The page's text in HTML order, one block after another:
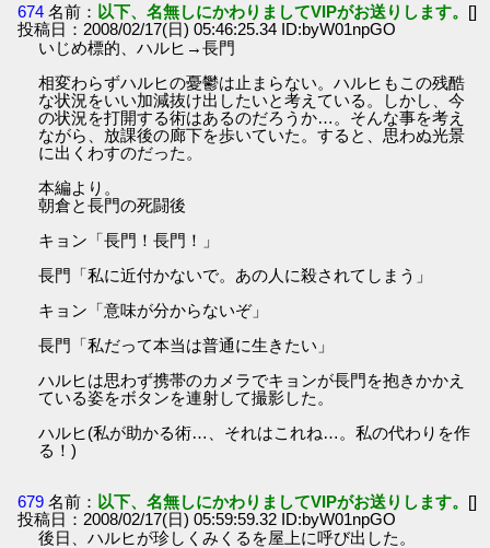
674 名前： 以下、名無しにかわりましてVIPがお送りします。 []
投稿日：2008/02/17(日) 05:46:25.34 ID:byW01npGO
いじめ標的、ハルヒ→長門
相変わらずハルヒの憂鬱は止まらない。ハルヒもこの残酷
な状況をいい加減抜け出したいと考えている。しかし、今
の状況を打開する術はあるのだろうか…。そんな事を考え
ながら、放課後の廊下を歩いていた。すると、思わぬ光景
に出くわすのだった。
本編より。
朝倉と長門の死闘後
キョン「長門！長門！」
長門「私に近付かないで。あの人に殺されてしまう」
キョン「意味が分からないぞ」
長門「私だって本当は普通に生きたい」
ハルヒは思わず携帯のカメラでキョンが長門を抱きかかえ
ている姿をボタンを連射して撮影した。
ハルヒ(私が助かる術…、それはこれね…。私の代わりを作
る！)
679 名前： 以下、名無しにかわりましてVIPがお送りします。 []
投稿日：2008/02/17(日) 05:59:59.32 ID:byW01npGO
後日、ハルヒが珍しくみくるを屋上に呼び出した。